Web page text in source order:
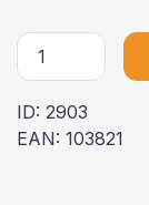
ID: 2903
EAN: 103821